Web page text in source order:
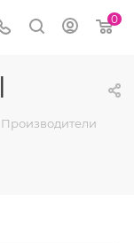
0
Производители